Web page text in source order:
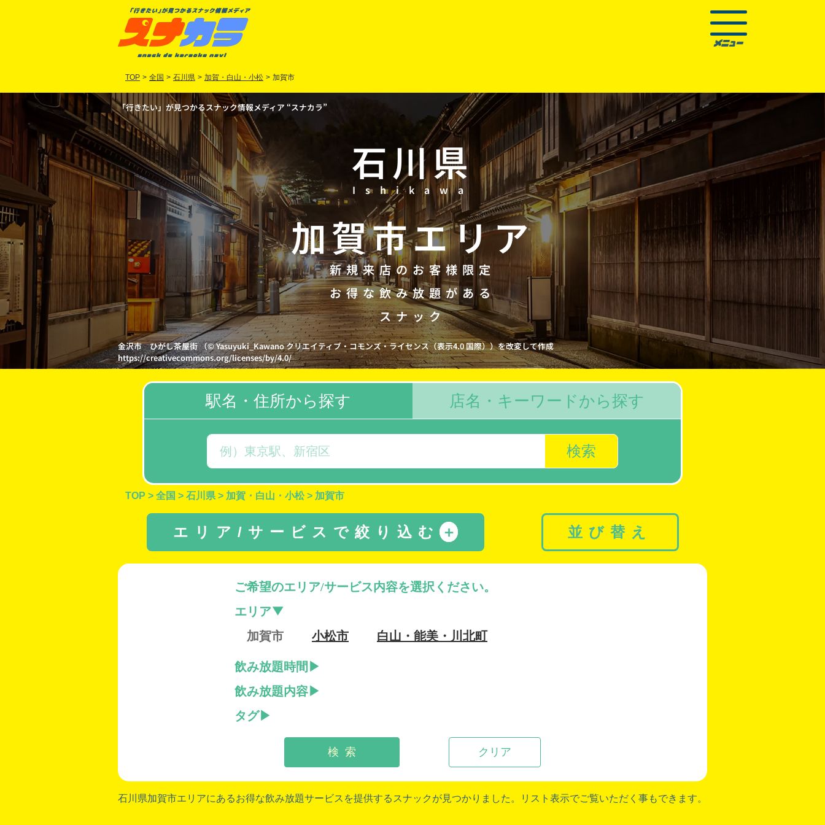
TOP > 全国 > 石川県 > 加賀・白山・小松 > 加賀市
「行きたい」が見つかるスナック情報メディア “スナカラ”
石川県
Ishikawa
加賀市エリア
新規来店のお客様限定
お得な飲み放題がある
スナック
金沢市 ひがし茶屋街 （© Yasuyuki_Kawano クリエイティブ・コモンズ・ライセンス（表示4.0 国際））を改変して作成
https://creativecommons.org/licenses/by/4.0/
駅名・住所から探す
検索
店名・キーワードから探す
TOP > 全国 > 石川県 > 加賀・白山・小松 > 加賀市
エリア/サービスで絞り込む ＋
ご希望のエリア/サービス内容を選択ください。
エリア
加賀市
小松市 白山・能美・川北町
飲み放題時間
飲み放題内容
タグ
クリア
検 索
並び替え
石川県加賀市エリアにあるお得な飲み放題サービスを提供するスナックが見つかりました。リスト表示でご覧いただく事もできます。